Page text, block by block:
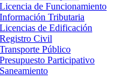
Licencia de Funcionamiento
Información Tributaria
Licencias de Edificación
Registro Civil
Transporte Público
Presupuesto Participativo
Saneamiento